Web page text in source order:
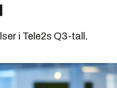
i Tele2s Q3-tall.